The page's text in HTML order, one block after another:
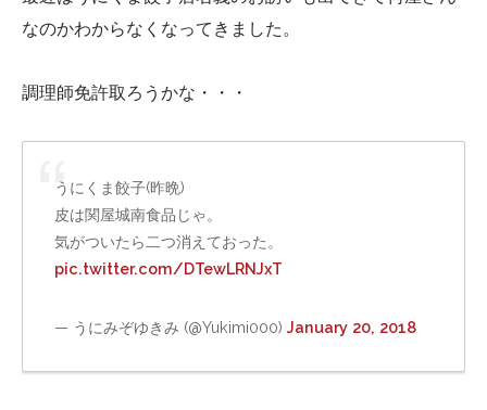
なのかわからなくなってきました。
調理師免許取ろうかな・・・
うにくま餃子(昨晩)
皮は関屋城南食品じゃ。
気がついたら二つ消えておった。
pic.twitter.com/DTewLRNJxT
— うにみぞゆきみ (@Yukimi000) January 20, 2018